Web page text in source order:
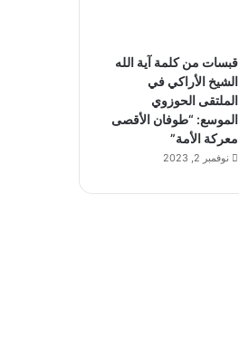
قبسات من كلمة آية الله
الشيخ الأراكي في
الملتقى الحوزوي
الموسع: “طوفان الأقصى
معركة الأمة”
نوفمبر 2, 2023